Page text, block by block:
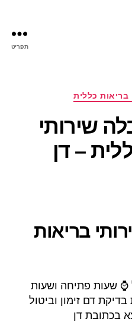
תפריט
בריאות כללית
שירותי
– דן
בריאות
⌚ שעות פתיחה ושעות
דם זימון וביטול
בכתובת דן